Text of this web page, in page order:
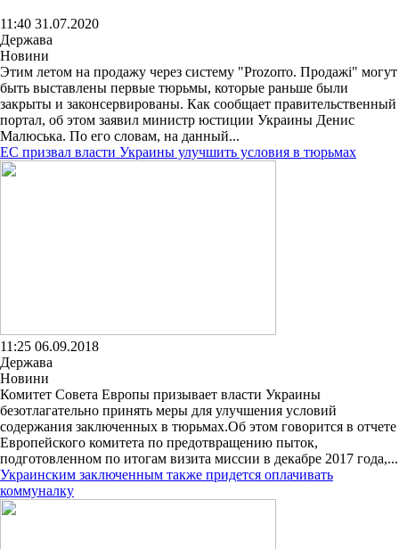
11:40 31.07.2020
Держава
Новини
Этим летом на продажу через систему "Prozorro. Продажі" могут
быть выставлены первые тюрьмы, которые раньше были
закрыты и законсервированы. Как сообщает правительственный
портал, об этом заявил министр юстиции Украины Денис
Малюська. По его словам, на данный...
ЕС призвал власти Украины улучшить условия в тюрьмах
11:25 06.09.2018
Держава
Новини
Комитет Совета Европы призывает власти Украины
безотлагательно принять меры для улучшения условий
содержания заключенных в тюрьмах.Об этом говорится в отчете
Европейского комитета по предотвращению пыток,
подготовленном по итогам визита миссии в декабре 2017 года,...
Украинским заключенным также придется оплачивать
коммуналку